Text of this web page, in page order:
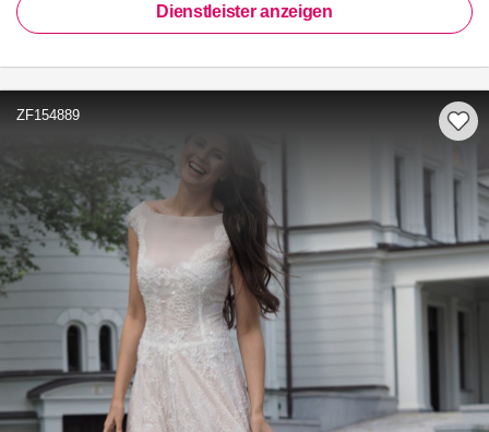
Dienstleister anzeigen
ZF154889